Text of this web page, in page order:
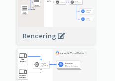
Rendering